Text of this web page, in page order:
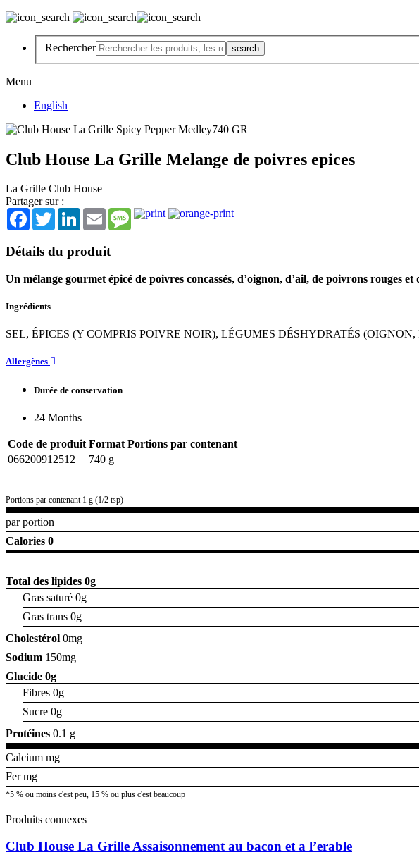
Rechercher
Menu
English
Club House La Grille Melange de poivres epices
La Grille Club House
Partager sur :
Facebook
TwitterLinkedInEmail Message
Détails du produit
Un mélange gourmet épicé de poivres concassés, d’oignon, d’ail, de poivrons rouges
Ingrédients
SEL, ÉPICES (Y COMPRIS POIVRE NOIR), LÉGUMES DÉSHYDRATÉS
Allergènes
Durée de conservation
24 Months
Code de produit Format Portions par contenant
066200912512
740 g
Portions par contenant 1 g (1/2 tsp)
par portion
Calories 0
Total des lipides 0g
Gras saturé 0g
Gras trans 0g
Cholestérol 0mg
Sodium 150mg
Glucide 0g
Fibres 0g
Sucre 0g
Protéines 0.1 g
Calcium mg
Fer mg
*5 % ou moins c'est peu, 15 % ou plus c'est beaucoup
Produits connexes
Club House La Grille Assaisonnement au bacon et a l’erable